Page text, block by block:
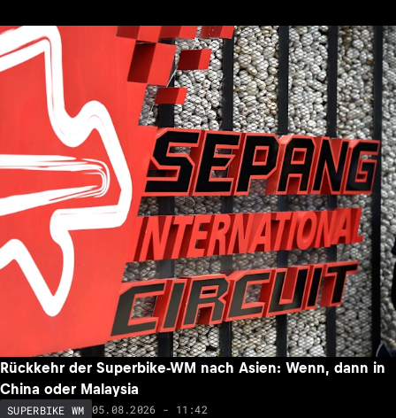
Rückkehr der Superbike-WM nach Asien: Wenn, dann in
China oder Malaysia
SUPERBIKE WM 05.08.2026 - 11:42